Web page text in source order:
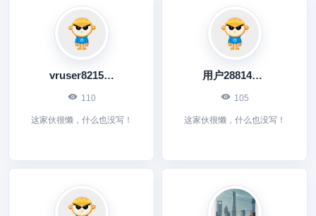
vruser8215973257
110
这家伙很懒，什么也没写！
用户288140253
105
这家伙很懒，什么也没写！